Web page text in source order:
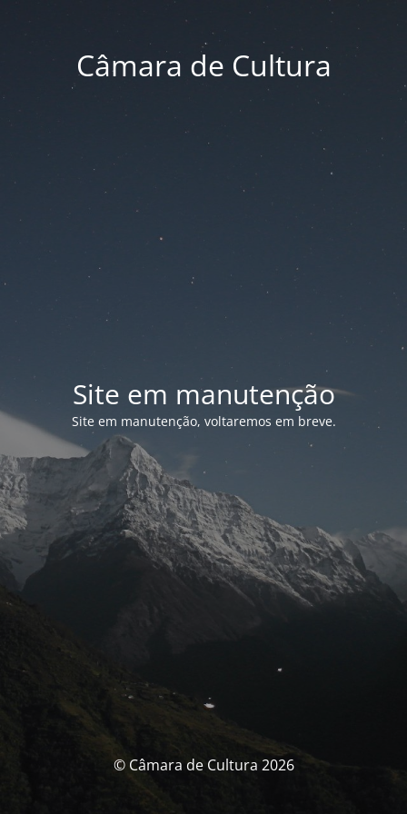
Câmara de Cultura
Site em manutenção
Site em manutenção, voltaremos em breve.
© Câmara de Cultura 2026